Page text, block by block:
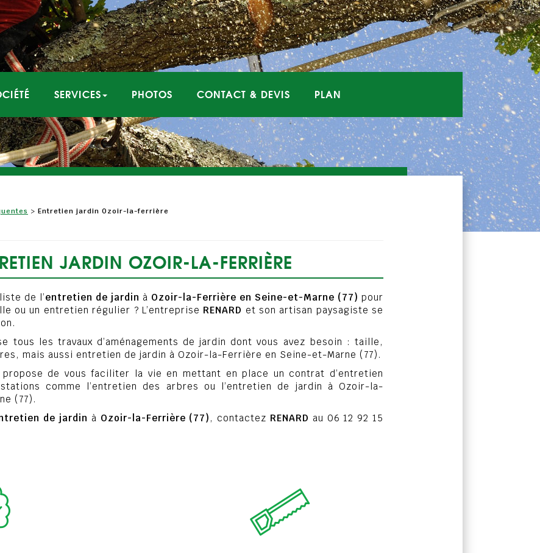
SERVICES PHOTOS CONTACT & DEVIS PLAN
> Entretien jardin Ozoir-la-ferrière
JARDIN OZOIR-LA-FERRIÈRE
de l’entretien de jardin à Ozoir-la-Ferrière en Seine-et-Marne (77) pour
ou un entretien régulier ? L’entreprise RENARD et son artisan paysagiste se
tous les travaux d’aménagements de jardin dont vous avez besoin : taille,
mais aussi entretien de jardin à Ozoir-la-Ferrière en Seine-et-Marne (77).
propose de vous faciliter la vie en mettant en place un contrat d’entretien
comme l’entretien des arbres ou l’entretien de jardin à Ozoir-la-
(77).
de jardin à Ozoir-la-Ferrière (77) , contactez RENARD au 06 12 92 15